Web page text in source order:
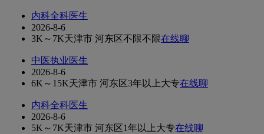
内科全科医生
2026-8-6
3K～7K天津市 河东区不限不限在线聊
中医执业医生
2026-8-6
6K～15K天津市 河东区3年以上大专在线聊
内科全科医生
2026-8-6
5K～7K天津市 河东区1年以上大专在线聊